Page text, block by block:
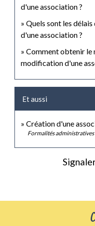
d'une association ?
Quels sont les
d'une association ?
Comment obtenir le
modification d'une
Et aussi
Création d'une
Formalités